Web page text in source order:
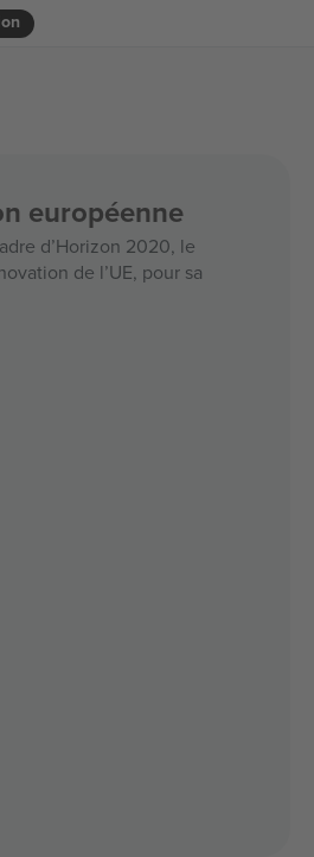
européenne
d’Horizon 2020, le
de l’UE, pour sa